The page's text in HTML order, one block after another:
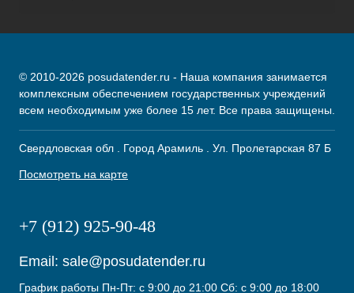
© 2010-2026 posudatender.ru - Наша компания занимается
комплексным обеспечением государственных учреждений
всем необходимым уже более 15 лет. Все права защищены.
Свердловская обл . Город Арамиль . Ул. Пролетарская 87 Б
Посмотреть на карте
+7 (912) 925-90-48
Email: sale@posudatender.ru
График работы Пн-Пт: с 9:00 до 21:00 Сб: с 9:00 до 18:00